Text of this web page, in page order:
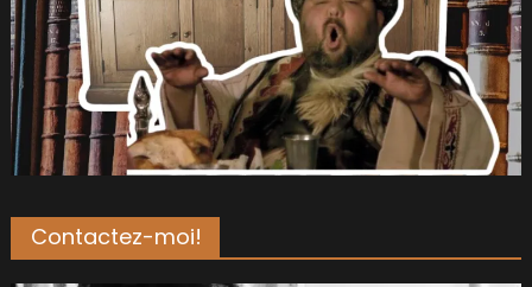
Contactez-moi!